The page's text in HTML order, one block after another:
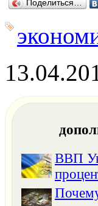
Поделиться…
ВВП